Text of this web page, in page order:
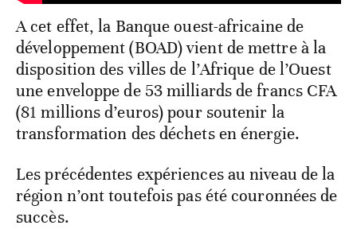
A cet effet, la Banque ouest-africaine de
développement (BOAD) vient de mettre à la
disposition des villes de l’Afrique de l’Ouest
une enveloppe de 53 milliards de francs CFA
(81 millions d’euros) pour soutenir la
transformation des déchets en énergie.
Les précédentes expériences au niveau de la
région n’ont toutefois pas été couronnées de
succès.